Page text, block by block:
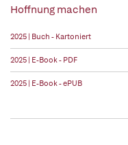
Hoffnung machen
2025 | Buch - Kartoniert
2025 | E-Book - PDF
2025 | E-Book - ePUB